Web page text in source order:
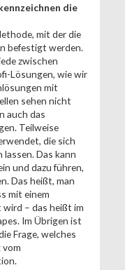
die
mit der die
befestigt werden.
zwischen
Lösungen, wie wir
mit
sehen nicht
auch das
Teilweise
die sich
Das kann
und dazu führen,
Das heißt, man
mit einem
– das heißt im
Im Übrigen ist
Frage, welches
vom